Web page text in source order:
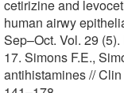
cetirizine and
human airwy
Sep–Oct. Vol. 29 (5).
17. Simons F.E.,
antihistamines //